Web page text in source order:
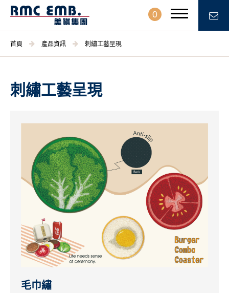
0
首頁 產品資訊 刺繡工藝呈現
刺繡工藝呈現
毛巾繡
關於美祺
產品資訊
刺繡布章 / 各式標類
刺繡布匹 / 服裝輔料
文具/禮品/ 贈品
日常用品
DIY手作
副料配件
環保/特殊材料
繡標背面做法